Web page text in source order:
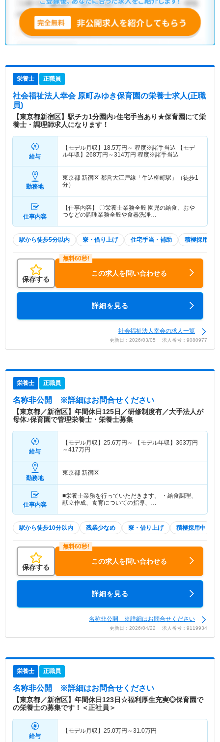
栄養士 正職員
社会福祉法人幸会 原町みゆき保育園の栄養士求人(正職
員)
【東京都新宿区】駅チカ1分園内♪住宅手当あり★保育園にて栄
養士・調理師求人になります！
給与
【モデル月収】 18.5万円～ 程度※諸手当込 【モデ
ル年収】 268万円～314万円 程度※諸手当込
勤務地
東京都 新宿区 都営大江戸線「牛込柳町駅」（徒歩1
分）
仕事内容
【仕事内容】 〇栄養士業務全般 園児の給食、おや
つなどの調理業務全般や食器洗浄…
駅から徒歩5分以内 寮・借り上げ 住宅手当・補助 積極採用中
保存する
この求人を問い合わせる
詳細を見る
社会福祉法人幸会の求人一覧
更新日：2026/03/05 求人番号：9080977
栄養士 正職員
名称非公開 ※詳細はお問合せください
【東京都／新宿区】年間休日125日／研修制度有／大手法人が
母体♪保育園で管理栄養士・栄養士募集
給与
【モデル月収】 25.6万円～ 【モデル年収】 363万円
～417万円
勤務地
東京都 新宿区
仕事内容
■栄養士業務を行っていただきます。 ・給食調理、
献立作成、食育についての指導、…
駅から徒歩10分以内 残業少なめ 寮・借り上げ 積極採用中
保存する
この求人を問い合わせる
詳細を見る
名称非公開 ※詳細はお問合せください
更新日：2026/04/22 求人番号：9119934
栄養士 正職員
名称非公開 ※詳細はお問合せください
【東京都／新宿区】年間休日123日☆福利厚生充実◎保育園で
の栄養士の募集です！＜正社員＞
給与
【モデル月収】 25.0万円～31.0万円